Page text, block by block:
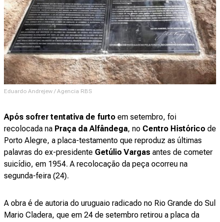
Eduardo Andrejew / Agencia RBS
Após sofrer tentativa de furto em setembro, foi
recolocada na Praça da Alfândega, no Centro Histórico de
Porto Alegre, a placa-testamento que reproduz as últimas
palavras do ex-presidente Getúlio Vargas antes de cometer
suicídio, em 1954. A recolocação da peça ocorreu na
segunda-feira (24).
A obra é de autoria do uruguaio radicado no Rio Grande do Sul
Mario Cladera, que em 24 de setembro retirou a placa da